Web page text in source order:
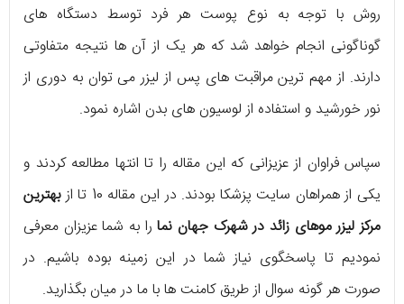
روش با توجه به نوع پوست هر فرد توسط دستگاه ‌های
گوناگونی انجام خواهد شد که هر یک از آن ها نتیجه متفاوتی
دارند. از مهم ترین مراقبت‌ های پس از لیزر می ‌توان به دوری از
نور خورشید و استفاده از لوسیون ‌های بدن اشاره نمود.
سپاس فراوان از عزیزانی که این مقاله را تا انتها مطالعه کردند و
یکی از همراهان سایت پزشکا بودند. در این مقاله 10 تا از
بهترین
مرکز لیزر موهای زائد در شهرک جهان نما را به شما عزیزان معرفی
نمودیم تا پاسخگوی نیاز شما در این زمینه بوده باشیم. در
صورت هر گونه سوال از طریق کامنت ها با ما در میان بگذارید.